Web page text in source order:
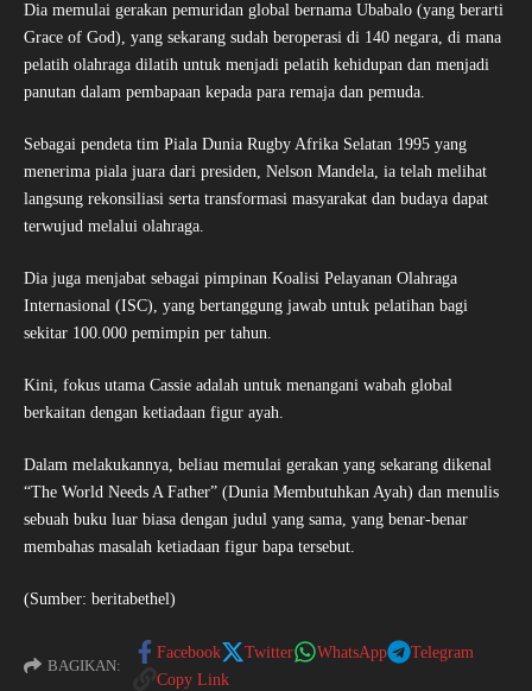
Dia memulai gerakan pemuridan global bernama Ubabalo (yang berarti
Grace of God), yang sekarang sudah beroperasi di 140 negara, di mana
pelatih olahraga dilatih untuk menjadi pelatih kehidupan dan menjadi
panutan dalam pembapaan kepada para remaja dan pemuda.
Sebagai pendeta tim Piala Dunia Rugby Afrika Selatan 1995 yang
menerima piala juara dari presiden, Nelson Mandela, ia telah melihat
langsung rekonsiliasi serta transformasi masyarakat dan budaya dapat
terwujud melalui olahraga.
Dia juga menjabat sebagai pimpinan Koalisi Pelayanan Olahraga
Internasional (ISC), yang bertanggung jawab untuk pelatihan bagi
sekitar 100.000 pemimpin per tahun.
Kini, fokus utama Cassie adalah untuk menangani wabah global
berkaitan dengan ketiadaan figur ayah.
Dalam melakukannya, beliau memulai gerakan yang sekarang dikenal
“The World Needs A Father” (Dunia Membutuhkan Ayah) dan menulis
sebuah buku luar biasa dengan judul yang sama, yang benar-benar
membahas masalah ketiadaan figur bapa tersebut.
(Sumber: beritabethel)
BAGIKAN:
Facebook Twitter WhatsApp
Telegram
Copy Link